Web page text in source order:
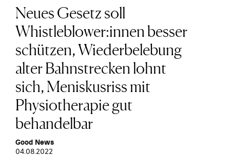
Neues Gesetz soll
Whistleblower:innen besser
schützen, Wiederbelebung
alter Bahnstrecken lohnt
sich, Meniskusriss mit
Physiotherapie gut
behandelbar
Good News
04.08.2022